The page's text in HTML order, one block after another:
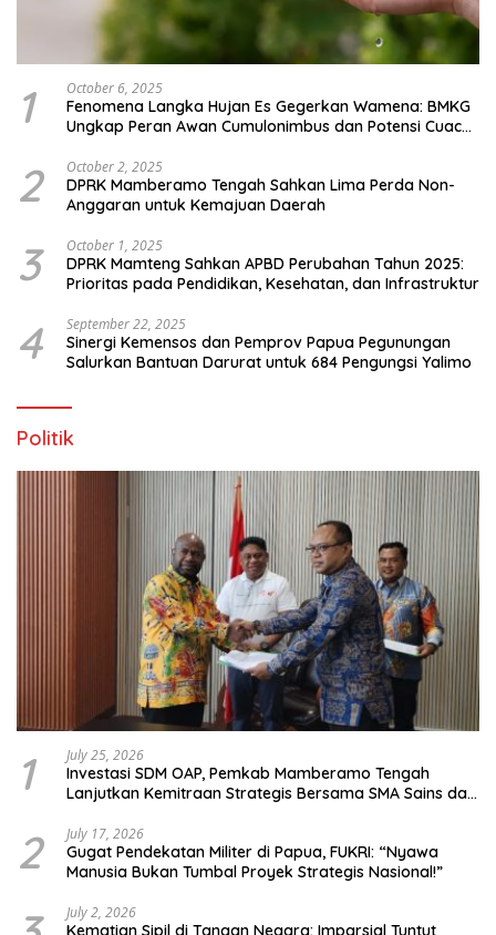
1 October 6, 2025
Fenomena Langka Hujan Es Gegerkan Wamena: BMKG
Ungkap Peran Awan Cumulonimbus dan Potensi Cuaca
2 October 2, 2025
DPRK Mamberamo Tengah Sahkan Lima Perda Non-
Anggaran untuk Kemajuan Daerah
3 October 1, 2025
DPRK Mamteng Sahkan APBD Perubahan Tahun 2025:
Prioritas pada Pendidikan, Kesehatan, dan Infrastruktur
4 September 22, 2025
Sinergi Kemensos dan Pemprov Papua Pegunungan
Salurkan Bantuan Darurat untuk 684 Pengungsi Yalimo
Politik
1 July 25, 2026
Investasi SDM OAP, Pemkab Mamberamo Tengah
Lanjutkan Kemitraan Strategis Bersama SMA Sains dan
2 July 17, 2026
Gugat Pendekatan Militer di Papua, FUKRI: “Nyawa
Manusia Bukan Tumbal Proyek Strategis Nasional!”
July 2, 2026
Kematian Sipil di Tangan Negara: Imparsial Tuntut